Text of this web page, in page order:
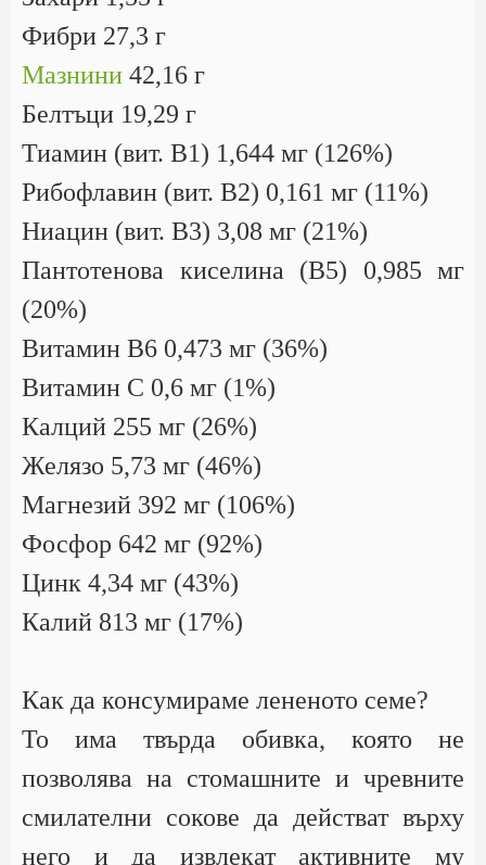
Фибри 27,3 г
Мазнини 42,16 г
Белтъци 19,29 г
Тиамин (вит. B1) 1,644 мг (126%)
Рибофлавин (вит. B2) 0,161 мг (11%)
Ниацин (вит. B3) 3,08 мг (21%)
Пантотенова киселина (B5) 0,985 мг
(20%)
Витамин B6 0,473 мг (36%)
Витамин C 0,6 мг (1%)
Калций 255 мг (26%)
Желязо 5,73 мг (46%)
Магнезий 392 мг (106%)
Фосфор 642 мг (92%)
Цинк 4,34 мг (43%)
Калий 813 мг (17%)
Как да консумираме лененото семе?
То има твърда обивка, която не
позволява на стомашните и чревните
смилателни сокове да действат върху
него и да извлекат активните му